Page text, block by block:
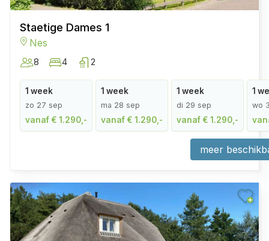
Staetige Dames 1
Nes
8 4 2
1 week
zo 27 sep
vanaf € 1.290,-
1 week
ma 28 sep
vanaf € 1.290,-
1 week
di 29 sep
vanaf € 1.290,-
1
wo
meer